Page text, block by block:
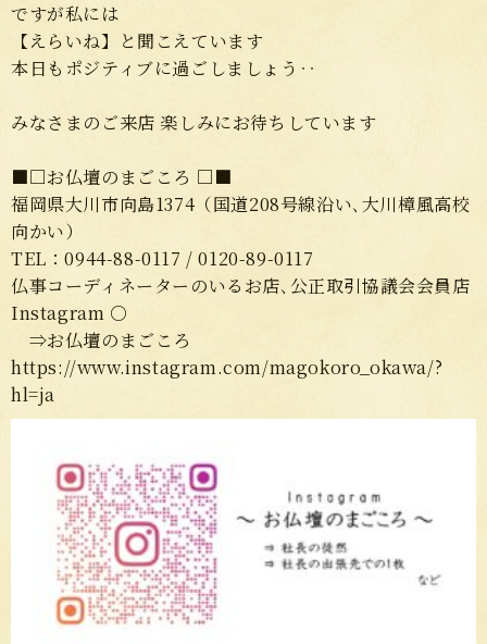
ですが私には
【えらいね】と聞こえています
本日もポジティブに過ごしましょう‥
みなさまのご来店 楽しみにお待ちしています
■□お仏壇のまごころ □■
福岡県大川市向島1374 （国道208号線沿い､大川樟風高校
向かい）
TEL ：0944-88-0117 / 0120-89-0117
仏事コーディネーターのいるお店､公正取引協議会会員店
Instagram ○
⇒お仏壇のまごころ
https://www.instagram.com/magokoro_okawa/?
hl=ja